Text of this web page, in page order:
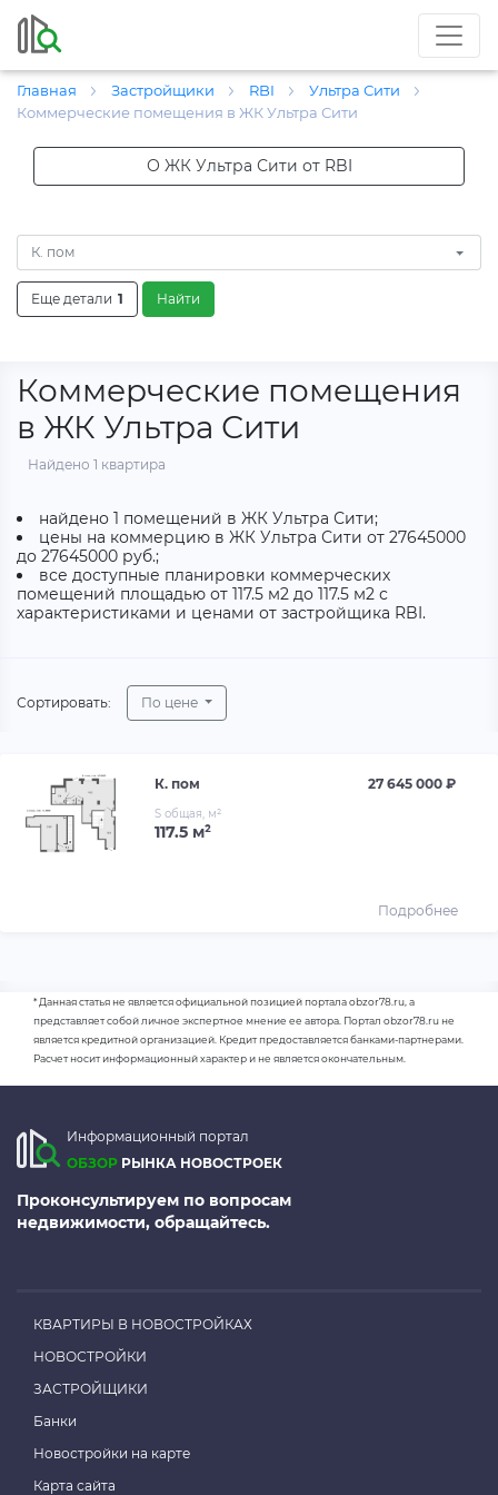
Главная Застройщики RBI
Ультра Сити
Коммерческие помещения в ЖК Ультра Сити
О ЖК Ультра Сити от RBI
К. пом
Еще детали 1 Найти
Коммерческие помещения
в ЖК Ультра Сити
Найдено 1 квартира
найдено 1 помещений в ЖК Ультра Сити;
цены на коммерцию в ЖК Ультра Сити от 27645000
до 27645000 руб.;
все доступные планировки коммерческих
помещений площадью от 117.5 м2 до 117.5 м2 с
характеристиками и ценами от застройщика RBI.
Сортировать: По цене
К. пом 27 645 000 ₽
S общая, м²
117.5 м²
Подробнее
* Данная статья не является официальной позицией портала obzor78.ru, а
представляет собой личное экспертное мнение ее автора. Портал obzor78.ru не
является кредитной организацией. Кредит предоставляется банками-партнерами.
Расчет носит информационный характер и не является окончательным.
Информационный портал
ОБЗОР РЫНКА НОВОСТРОЕК
Проконсультируем по вопросам
недвижимости, обращайтесь.
КВАРТИРЫ В НОВОСТРОЙКАХ
НОВОСТРОЙКИ
ЗАСТРОЙЩИКИ
Банки
Новостройки на карте
Карта сайта